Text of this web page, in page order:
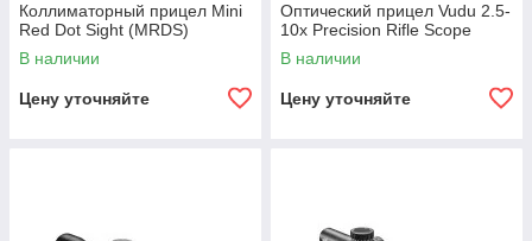
Коллиматорный прицел Mini
Red Dot Sight (MRDS)
В наличии
Цену уточняйте
Оптический прицел Vudu 2.5-
10x Precision Rifle Scope
В наличии
Цену уточняйте